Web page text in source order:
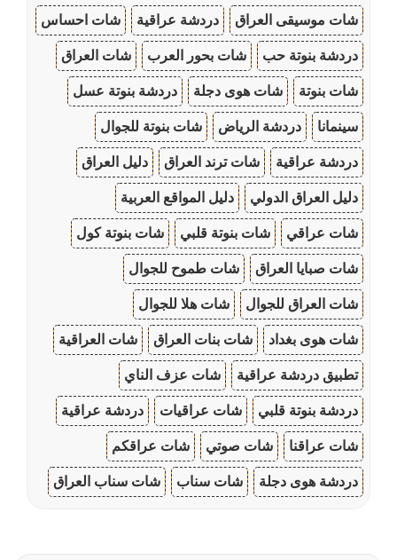
شات موسيقى العراق دردشة عراقية شات احساس
دردشة بنوتة حب شات بحور العرب شات العراق
شات بنوتة شات هوى دجلة دردشة بنوتة عسل
سينمانا دردشة الرياض شات بنوتة للجوال
دردشة عراقية شات ترند العراق دليل العراق
دليل العراق الدولي دليل المواقع العربية
شات عراقي شات بنوتة قلبي شات بنوتة كول
شات صبايا العراق شات طموح للجوال
شات العراق للجوال شات هلا للجوال
شات هوى بغداد شات بنات العراق شات العراقية
تطبيق دردشة عراقية شات عزف الناي
دردشة بنوتة قلبي شات عراقيات دردشة عراقية
شات عراقنا شات صوتي شات عراقكم
دردشة هوى دجلة شات سناب شات سناب العراق